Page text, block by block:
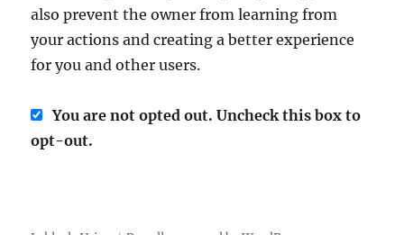
also prevent the owner from learning from
your actions and creating a better experience
for you and other users.
You are not opted out. Uncheck this box to
opt-out.